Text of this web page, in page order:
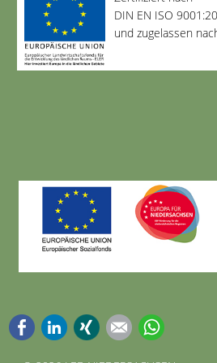
DIN EN ISO
und zugelassen nach
FacebookLinkedInXing E-mail